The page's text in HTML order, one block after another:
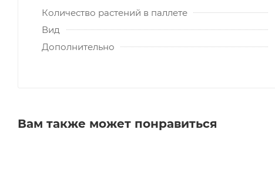
Количество растений в паллете
Вид
Дополнительно
Вам также может понравиться